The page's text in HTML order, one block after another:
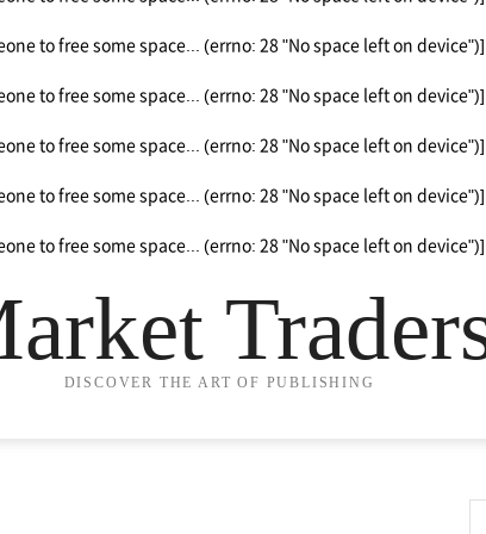
to free some space... (errno: 28 "No space left on device")]
to free some space... (errno: 28 "No space left on device")]
to free some space... (errno: 28 "No space left on device")]
to free some space... (errno: 28 "No space left on device")]
to free some space... (errno: 28 "No space left on device")]
DISCOVER THE ART OF PUBLISHING